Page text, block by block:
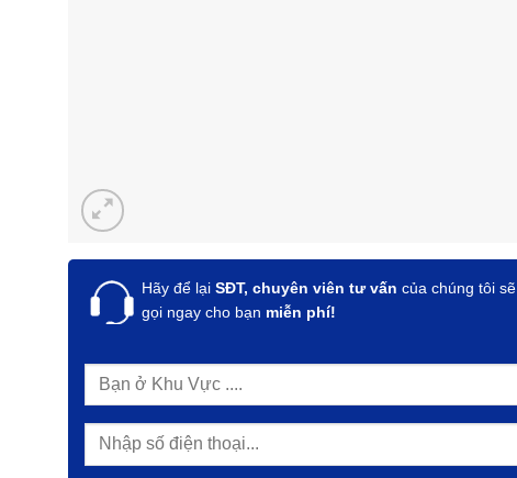
Hãy để lại SĐT, chuyên viên tư vấn của chúng tôi sẽ
gọi ngay cho bạn miễn phí!